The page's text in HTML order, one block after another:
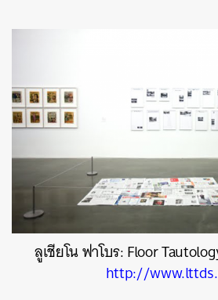
ลูเชียโน ฟาโบร: Floor
http://